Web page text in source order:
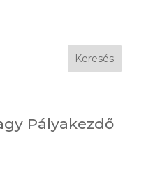
Pályakezdő